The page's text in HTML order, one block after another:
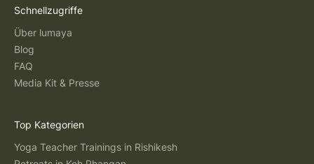
Schnellzugriffe
Über lumaya
Blog
FAQ
Media Kit & Presse
Top Kategorien
Yoga Teacher Trainings in Rishikesh